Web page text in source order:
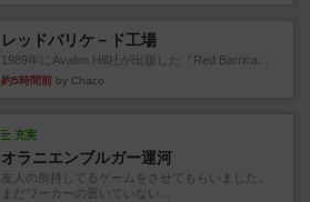
レッドバリケ－ド工場
1989年にAvalon Hill社が出版した『Red Barrica...
約5時間前 by Chaco
充実
オラニエンブルガー運河
友人の所持してるゲームをさせてもらいました。
まだワーカーの置いていない...